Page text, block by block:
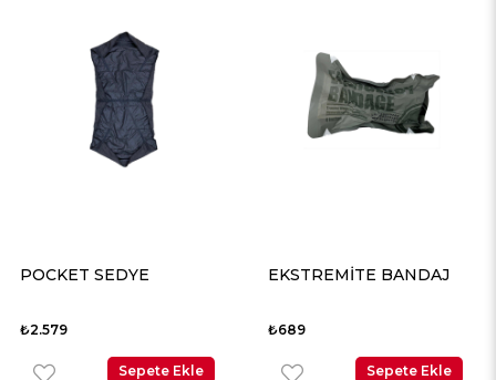
POCKET SEDYE
₺2.579
Sepete Ekle
EKSTREMİTE BANDAJ
₺689
Sepete Ekle